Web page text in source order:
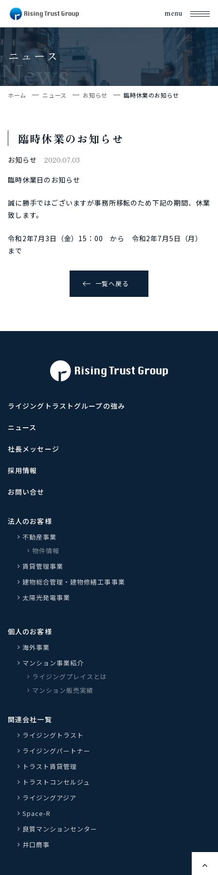
menu
News
ニュース
ホーム ニュース お知らせ 臨時休業のお知らせ
臨時休業のお知らせ
お知らせ 2020.07.03
臨時休業日のお知らせ
誠に勝手ではございますが事務所移転のため下記の期間、休業
致します。
令和2年7月3日（金）15：00 から 令和2年7月5日（月）
まで
一覧へ戻る
ライジングトラストグループの強み
ニュース
社長メッセージ
採用情報
お問い合せ
法人のお客様
不動産事業
物件情報
賃貸管理事業
建物総合管理・建物修繕工事事業
太陽光発電事業
個人のお客様
海外事業
マンション事業紹介
ライジングプレイスとは
マンション販売実績
関連会社一覧
ライジングトラスト
ライジングパートナー
トラスト賃貸管理
トラストコンセルジュ
ライジングアジア
Space-R
良質マンションセンター
井口商事